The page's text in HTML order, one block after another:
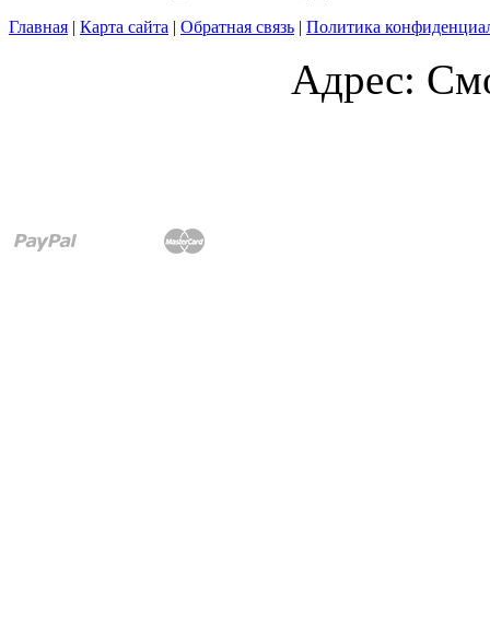
Главная | Карта сайта | Обратная связь | Политика
Адрес: